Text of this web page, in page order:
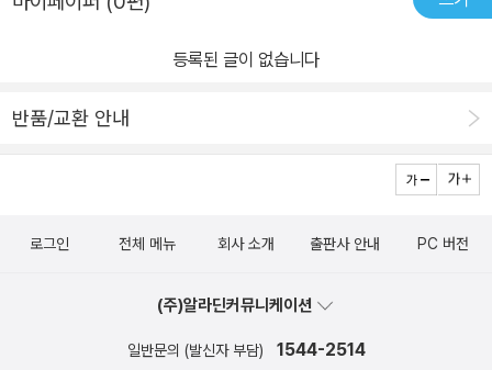
그리워하게 됩니다. 그 때는 강아지풀도 버드나무 잎사귀도 그리고
작가는 그 때 그 시절 기억을 반짝이는 구슬처럼 떠올리며'우리 틈틈
이 열심히 놀아요' 라고 반복해서 말하네요,그런 작가의 얘기에 공감
는 아이들도 그렇게 키우고 있는 경험치의 반영이 아닐까 생각합니
달할 수 있는 능력박웅현님이 <책은 도끼다>에서 말한 것처럼 인생
이 아무 것도 아닌 것이 아무것인거처럼 표현했듯이작가는 그냥 서술
등록된 글이 없습니다
반품/교환 안내
로그인 전체 메뉴 회사 소개 출판사 안내 PC 버전
(주)알라딘커뮤니케이션
일반문의 (발신자 부담) 1544-2514